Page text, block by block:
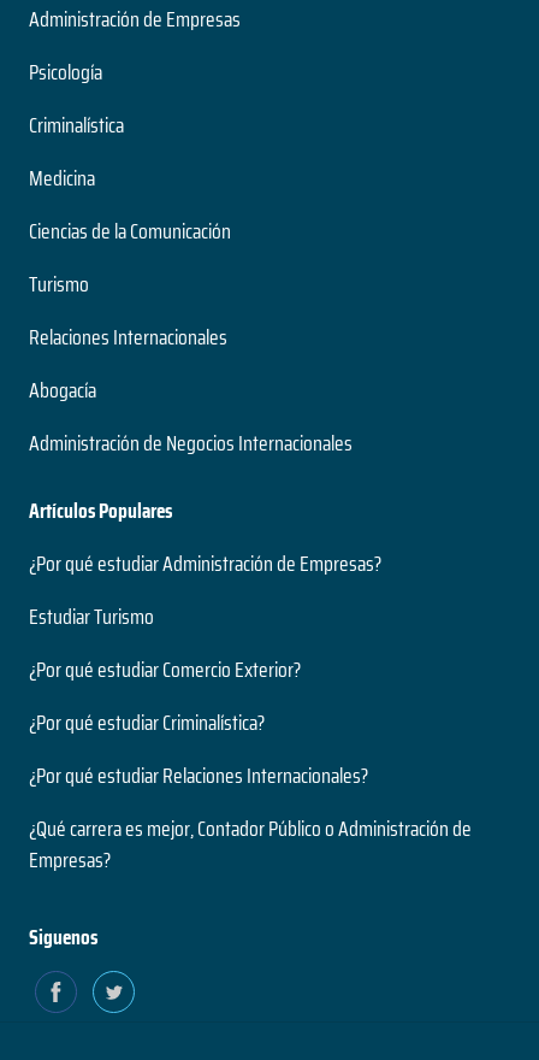
Administración de Empresas
Psicología
Criminalística
Medicina
Ciencias de la Comunicación
Turismo
Relaciones Internacionales
Abogacía
Administración de Negocios Internacionales
Artículos Populares
¿Por qué estudiar Administración de Empresas?
Estudiar Turismo
¿Por qué estudiar Comercio Exterior?
¿Por qué estudiar Criminalística?
¿Por qué estudiar Relaciones Internacionales?
¿Qué carrera es mejor, Contador Público o Administración de
Empresas?
Siguenos